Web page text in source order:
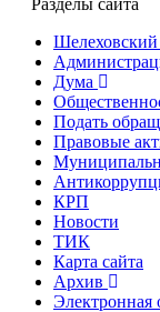
Шелеховский
Дума
Подать
Правовые
КРП
Новости
ТИК
Карта сайта
Архив
Электронная